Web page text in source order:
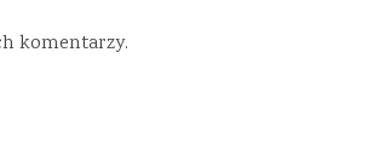
komentarzy.